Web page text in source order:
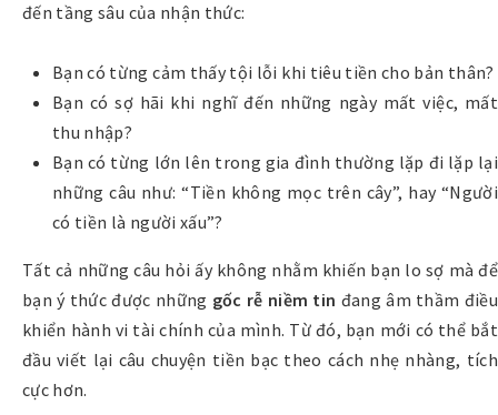
đến tầng sâu của nhận thức:
Bạn có từng cảm thấy tội lỗi khi tiêu tiền cho bản thân?
Bạn có sợ hãi khi nghĩ đến những ngày mất việc, mất
thu nhập?
Bạn có từng lớn lên trong gia đình thường lặp đi lặp lại
những câu như: “Tiền không mọc trên cây”, hay “Người
có tiền là người xấu”?
Tất cả những câu hỏi ấy không nhằm khiến bạn lo sợ mà để
bạn ý thức được những gốc rễ niềm tin đang âm thầm điều
khiển hành vi tài chính của mình. Từ đó, bạn mới có thể bắt
đầu viết lại câu chuyện tiền bạc theo cách nhẹ nhàng, tích
cực hơn.